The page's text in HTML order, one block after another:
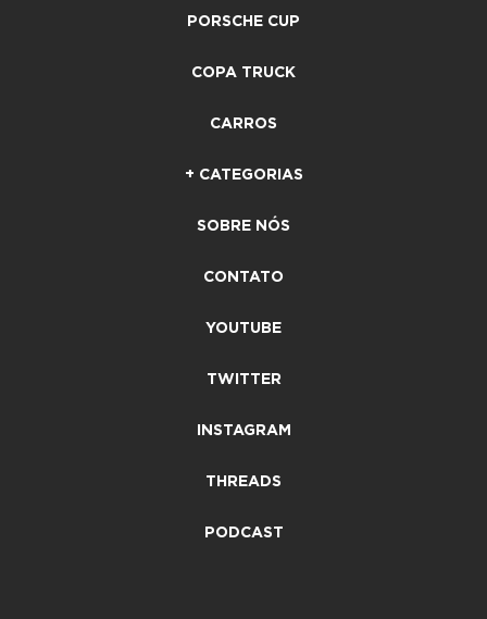
PORSCHE CUP
COPA TRUCK
CARROS
+ CATEGORIAS
SOBRE NÓS
CONTATO
YOUTUBE
TWITTER
INSTAGRAM
THREADS
PODCAST